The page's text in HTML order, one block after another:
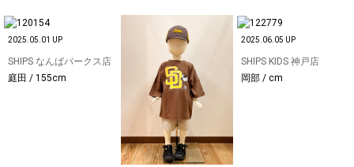
2025.05.01 UP
SHIPS なんばパークス店
庭田 / 155cm
2025.06.05 UP
SHIPS KIDS 神戸店
岡部 / cm